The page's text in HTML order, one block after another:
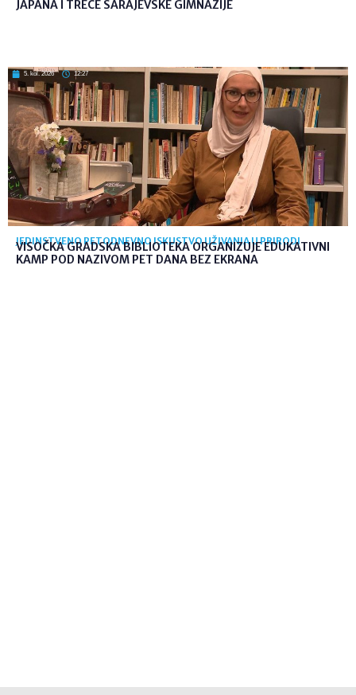
JAPANA I TREĆE SARAJEVSKE GIMNAZIJE
5. kol. 2026 12:27
JEDINSTVENO PETODNEVNO ISKUSTVO UŽIVANJA U PRIRODI
VISOČKA GRADSKA BIBLIOTEKA ORGANIZUJE EDUKATIVNI
KAMP POD NAZIVOM PET DANA BEZ EKRANA